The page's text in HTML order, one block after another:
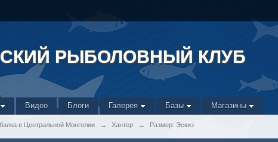
РЫБОЛОВНЫЙ КЛУБ
Видео Блоги Галерея Базы Магазины
в Центральной Монголии → Хантер → Размер: Эскиз